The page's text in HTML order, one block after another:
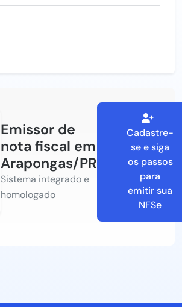
Emissor de
nota fiscal em
Arapongas/PR
Sistema integrado e
homologado
Cadastre-
se e siga
os passos
para
emitir sua
NFSe